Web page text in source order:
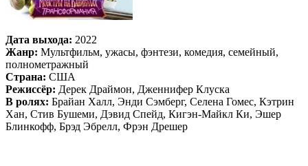
Дата выхода: 2022
Жанр: Мультфильм, ужасы, фэнтези, комедия, семейный,
полнометражный
Страна: США
Режиссёр: Дерек Драймон, Дженнифер Клуска
В ролях: Брайан Халл, Энди Сэмберг, Селена Гомес, Кэтрин
Хан, Стив Бушеми, Дэвид Спейд, Кигэн-Майкл Ки, Эшер
Блинкофф, Брэд Эбрелл, Фрэн Дрешер